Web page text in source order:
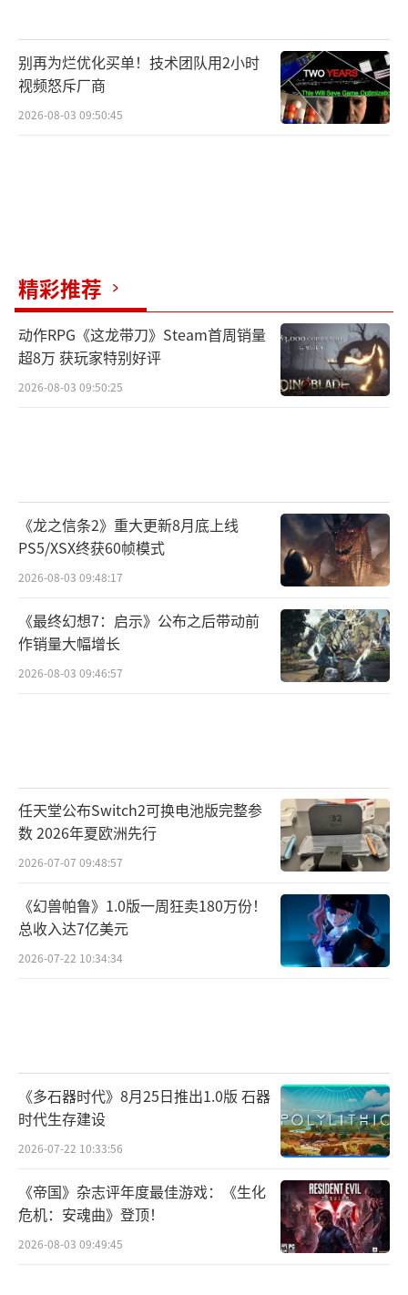
别再为烂优化买单！技术团队用2小时
视频怒斥厂商
2026-08-03 09:50:45
精彩推荐
动作RPG《这龙带刀》Steam首周销量
超8万 获玩家特别好评
2026-08-03 09:50:25
《龙之信条2》重大更新8月底上线
PS5/XSX终获60帧模式
2026-08-03 09:48:17
《最终幻想7：启示》公布之后带动前
作销量大幅增长
2026-08-03 09:46:57
任天堂公布Switch2可换电池版完整参
数 2026年夏欧洲先行
2026-07-07 09:48:57
《幻兽帕鲁》1.0版一周狂卖180万份！
总收入达7亿美元
2026-07-22 10:34:34
《多石器时代》8月25日推出1.0版 石器
时代生存建设
2026-07-22 10:33:56
《帝国》杂志评年度最佳游戏：《生化
危机：安魂曲》登顶！
2026-08-03 09:49:45